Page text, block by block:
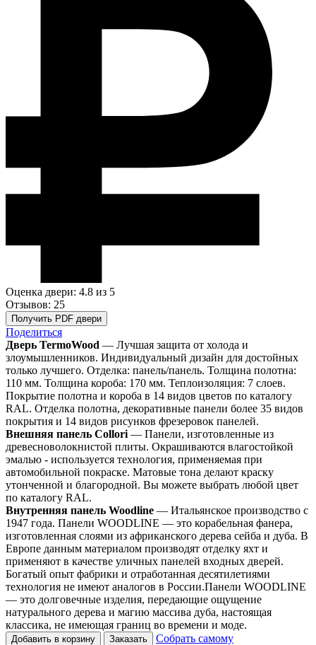
Оценка двери: 4.8 из 5
Отзывов: 25
Получить PDF двери
Поделиться
Дверь TermoWood — Лучшая защита от холода и
злоумышленников. Индивидуальный дизайн для достойных
только лучшего. Отделка: панель/панель. Толщина полотна:
110 мм. Толщина короба: 170 мм. Теплоизоляция: 7 слоев.
Покрытие полотна и короба в 14 видов цветов по каталогу
RAL. Отделка полотна, декоративные панели более 35 видов
покрытия и 14 видов рисунков фрезеровок панелей.
Внешняя панель Collori — Панели, изготовленные из
древесноволокнистой плиты. Окрашиваются влагостойкой
эмалью - используется технология, применяемая при
автомобильной покраске. Матовые тона делают краску
утонченной и благородной. Вы можете выбрать любой цвет
по каталогу RAL.
Внутренняя панель Woodline — Итальянское производство с
1947 года. Панели WOODLINE — это корабельная фанера,
изготовленная слоями из африканского дерева сейба и дуба. В
Европе данным материалом производят отделку яхт и
применяют в качестве уличных панелей входных дверей.
Богатый опыт фабрики и отработанная десятилетиями
технология не имеют аналогов в России.Панели WOODLINE
— это долговечные изделия, передающие ощущение
натурального дерева и магию массива дуба, настоящая
классика, не имеющая границ во времени и моде.
Добавить в корзину Заказать
Собрать самому